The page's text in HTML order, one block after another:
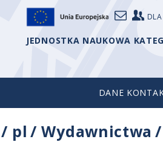
JEDNOSTKA NAUKOWA
DANE
/ pl /Wydawnictwa /